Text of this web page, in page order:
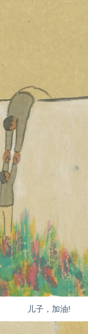
儿子，加油!